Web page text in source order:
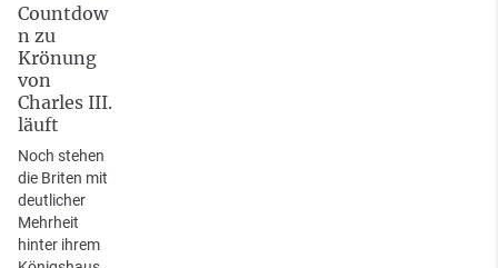
Countdow
n zu
Krönung
von
Charles III.
läuft
Noch stehen
die Briten mit
deutlicher
Mehrheit
hinter ihrem